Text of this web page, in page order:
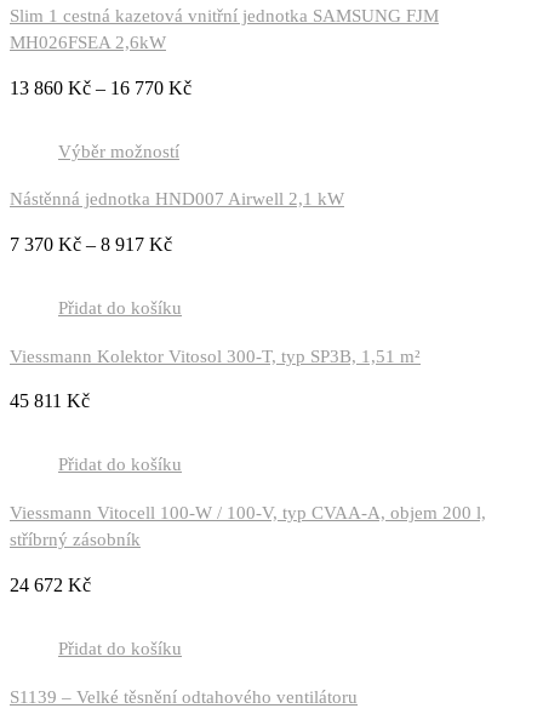
Slim 1 cestná kazetová vnitřní jednotka SAMSUNG FJM
MH026FSEA 2,6kW
13 860 Kč – 16 770 Kč
Výběr možností
Nástěnná jednotka HND007 Airwell 2,1 kW
7 370 Kč – 8 917 Kč
Přidat do košíku
Viessmann Kolektor Vitosol 300-T, typ SP3B, 1,51 m²
45 811 Kč
Přidat do košíku
Viessmann Vitocell 100-W / 100-V, typ CVAA-A, objem 200 l,
stříbrný zásobník
24 672 Kč
Přidat do košíku
S1139 – Velké těsnění odtahového ventilátoru